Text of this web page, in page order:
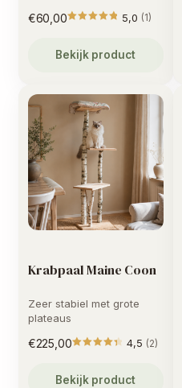
€60,00 5,0 (1)
Bekijk product
Krabpaal Maine Coon
Zeer stabiel met grote
plateaus
€225,00 4,5 (2)
Bekijk product